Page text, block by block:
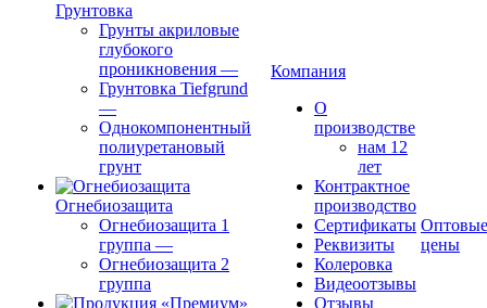
Грунтовка
Грунты акриловые
глубокого
проникновения —
Грунтовка Tiefgrund
—
Однокомпонентный
полиуретановый
грунт
Огнебиозащита
Огнебиозащита 1
группа —
Огнебиозащита 2
группа
Компания
О
производстве
нам 12
лет
Контрактное
производство
Сертификаты
Реквизиты
Колеровка
Видеоотзывы
Отзывы
Оптовые
цены